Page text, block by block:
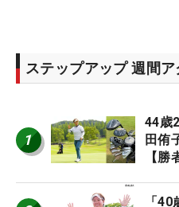
ステップアップ 週間
1
44歳
田侑
【勝
「